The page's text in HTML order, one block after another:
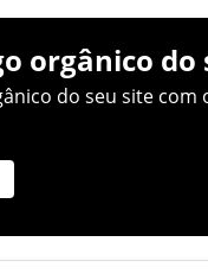
orgânico
do seu site com